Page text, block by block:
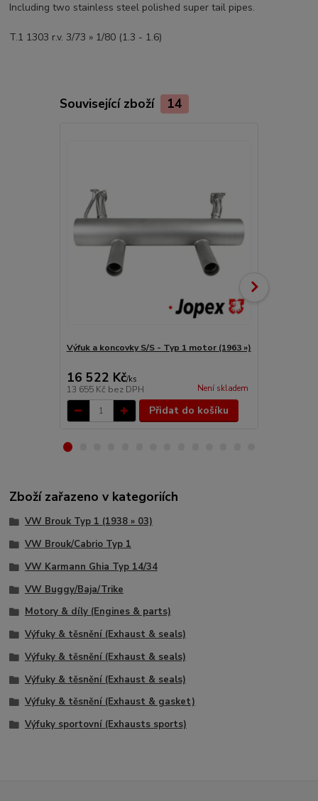
Including two stainless steel polished super tail pipes.
T.1 1303 r.v. 3/73 » 1/80 (1.3 - 1.6)
Související zboží 14
Výfuk a koncovky S/S - Typ 1 motor (1963 »)
16 522 Kč/ks
13 655 Kč bez DPH Není skladem
Přidat do košíku
Zboží zařazeno v kategoriích
VW Brouk Typ 1 (1938 » 03)
VW Brouk/Cabrio Typ 1
VW Karmann Ghia Typ 14/34
VW Buggy/Baja/Trike
Motory & díly (Engines & parts)
Výfuky & těsnění (Exhaust & seals)
Výfuky & těsnění (Exhaust & seals)
Výfuky & těsnění (Exhaust & seals)
Výfuky & těsnění (Exhaust & gasket)
Výfuky sportovní (Exhausts sports)